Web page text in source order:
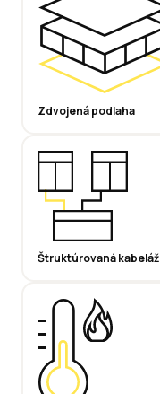
Zdvojená podlaha
Štruktúrovaná kabeláž